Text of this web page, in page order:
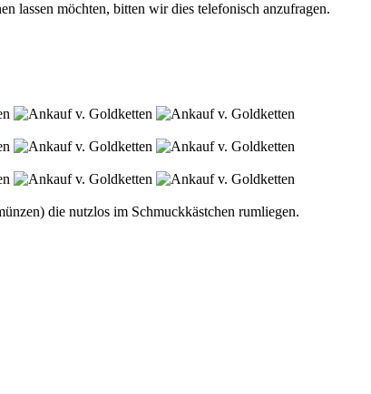
lassen möchten, bitten wir dies telefonisch anzufragen.
die nutzlos im Schmuckkästchen rumliegen.